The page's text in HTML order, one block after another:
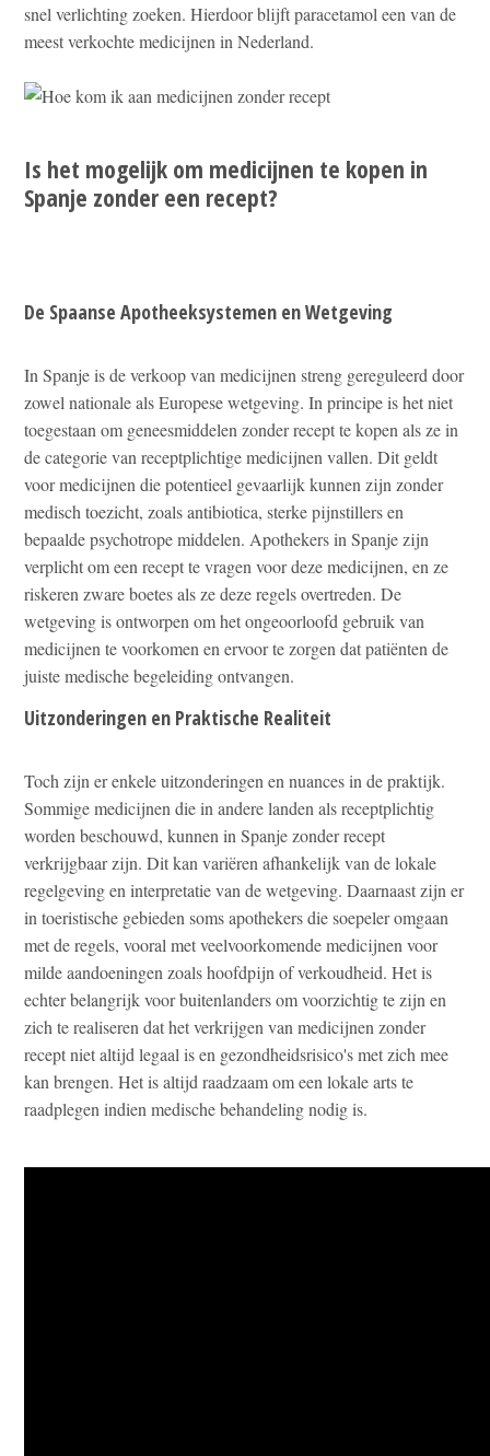
snel verlichting zoeken. Hierdoor blijft paracetamol een van de
meest verkochte medicijnen in Nederland.
Is het mogelijk om medicijnen te kopen in
Spanje zonder een recept?
De Spaanse Apotheeksystemen en Wetgeving
In Spanje is de verkoop van medicijnen streng gereguleerd door
zowel nationale als Europese wetgeving. In principe is het niet
toegestaan om geneesmiddelen zonder recept te kopen als ze in
de categorie van receptplichtige medicijnen vallen. Dit geldt
voor medicijnen die potentieel gevaarlijk kunnen zijn zonder
medisch toezicht, zoals antibiotica, sterke pijnstillers en
bepaalde psychotrope middelen. Apothekers in Spanje zijn
verplicht om een recept te vragen voor deze medicijnen, en ze
riskeren zware boetes als ze deze regels overtreden. De
wetgeving is ontworpen om het ongeoorloofd gebruik van
medicijnen te voorkomen en ervoor te zorgen dat patiënten de
juiste medische begeleiding ontvangen.
Uitzonderingen en Praktische Realiteit
Toch zijn er enkele uitzonderingen en nuances in de praktijk.
Sommige medicijnen die in andere landen als receptplichtig
worden beschouwd, kunnen in Spanje zonder recept
verkrijgbaar zijn. Dit kan variëren afhankelijk van de lokale
regelgeving en interpretatie van de wetgeving. Daarnaast zijn er
in toeristische gebieden soms apothekers die soepeler omgaan
met de regels, vooral met veelvoorkomende medicijnen voor
milde aandoeningen zoals hoofdpijn of verkoudheid. Het is
echter belangrijk voor buitenlanders om voorzichtig te zijn en
zich te realiseren dat het verkrijgen van medicijnen zonder
recept niet altijd legaal is en gezondheidsrisico's met zich mee
kan brengen. Het is altijd raadzaam om een lokale arts te
raadplegen indien medische behandeling nodig is.